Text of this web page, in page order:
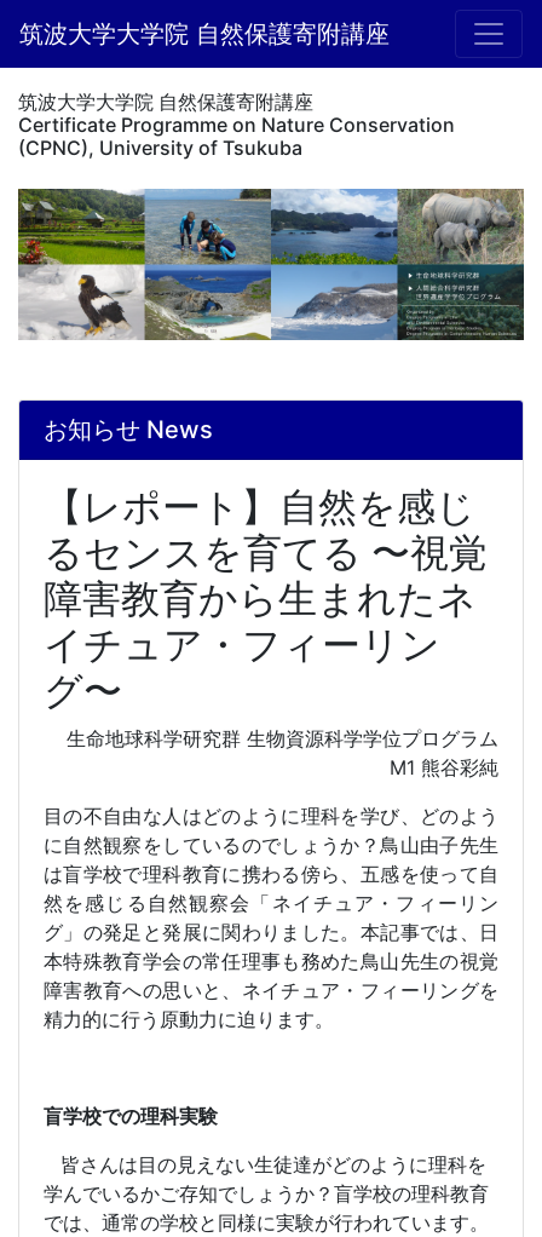
筑波大学大学院 自然保護寄附講座
筑波大学大学院 自然保護寄附講座
Certificate Programme on Nature Conservation
(CPNC), University of Tsukuba
お知らせ News
【レポート】自然を感じ
るセンスを育てる 〜視覚
障害教育から生まれたネ
イチュア・フィーリン
グ〜
生命地球科学研究群 生物資源科学学位プログラム
M1 熊谷彩純
目の不自由な人はどのように理科を学び、どのよう
に自然観察をしているのでしょうか？鳥山由子先生
は盲学校で理科教育に携わる傍ら、五感を使って自
然を感じる自然観察会「ネイチュア・フィーリン
グ」の発足と発展に関わりました。本記事では、日
本特殊教育学会の常任理事も務めた鳥山先生の視覚
障害教育への思いと、ネイチュア・フィーリングを
精力的に行う原動力に迫ります。
盲学校での理科実験
皆さんは目の見えない生徒達がどのように理科を
学んでいるかご存知でしょうか？盲学校の理科教育
では、通常の学校と同様に実験が行われています。